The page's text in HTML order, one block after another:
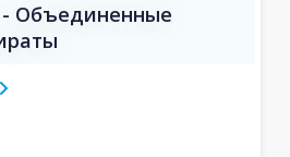
Объединенные